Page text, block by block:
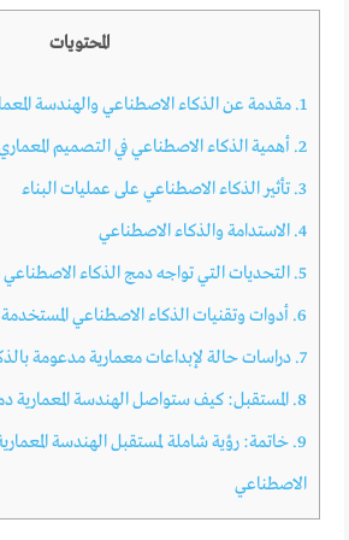
المحتويات
1. مقدمة عن الذكاء الاصطناعي والهندسة
2. أهمية الذكاء الاصطناعي في التصميم
3. تأثير الذكاء الاصطناعي على عمليات البناء
4. الاستدامة والذكاء الاصطناعي
5. التحديات التي تواجه دمج الذكاء الاصطناعي
6. أدوات وتقنيات الذكاء الاصطناعي المستخدمة
7. دراسات حالة لإبداعات معمارية مدعومة
8. المستقبل: كيف ستواصل الهندسة المعمارية
9. خاتمة: رؤية شاملة لمستقبل الهندسة
الاصطناعي